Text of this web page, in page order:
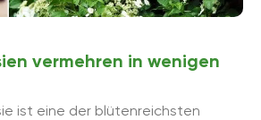
vermehren in wenigen
ist eine der blütenreichsten